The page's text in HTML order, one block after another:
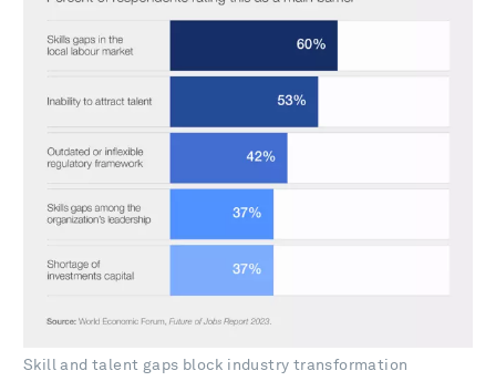
Skill and talent gaps block industry transformation